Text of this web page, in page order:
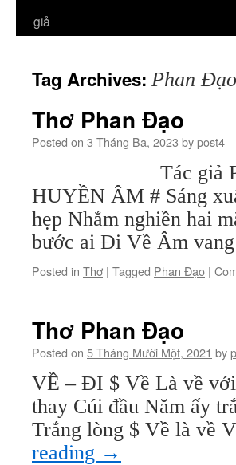
giả
Tag Archives: Phan Đạo
Thơ Phan Đạo
Posted on 3 Tháng Ba, 2023 bypost4
Tác giả Phan
HUYỀN ÂM # Sáng
hẹp Nhắm nghiền hai
bước ai Đi Về Âm
Posted in Thơ | Tagged Phan Đạo |
Thơ Phan Đạo
Posted on 5 Tháng Mười Một, 2021 by
VỀ – ĐI $ Về Là về
thay Cúi đầu Năm ấy
Trắng lòng $ Về là về
reading →